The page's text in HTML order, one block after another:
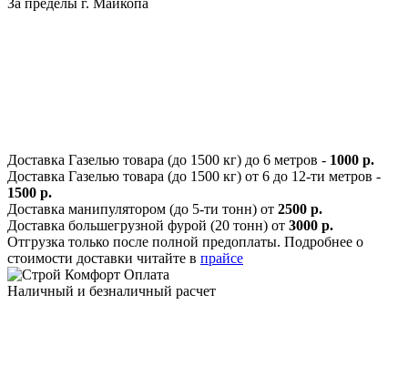
Доставка Газелью товара (до 1500 кг) до 6 метров - 1000 р.
Доставка Газелью товара (до 1500 кг) от 6 до 12-ти метров -
1500 р.
Доставка манипулятором (до 5-ти тонн) от 2500 р.
Доставка большегрузной фурой (20 тонн) от 3000 р.
Отгрузка только после полной предоплаты. Подробнее о
стоимости доставки читайте в прайсе
Оплата
Наличный и безналичный расчет